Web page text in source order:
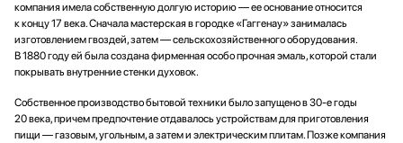
компания имела собственную долгую историю — ее основание относится
к концу 17 века. Сначала мастерская в городке «Гаггенау» занималась
изготовлением гвоздей, затем — сельскохозяйственного оборудования.
В 1880 году ей была создана фирменная особо прочная эмаль, которой стали
покрывать внутренние стенки духовок.
Собственное производство бытовой техники было запущено в 30-е годы
20 века, причем предпочтение отдавалось устройствам для приготовления
пищи — газовым, угольным, а затем и электрическим плитам. Позже компания